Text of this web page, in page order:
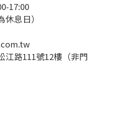
17:00
息日）
江路111號12樓（非門